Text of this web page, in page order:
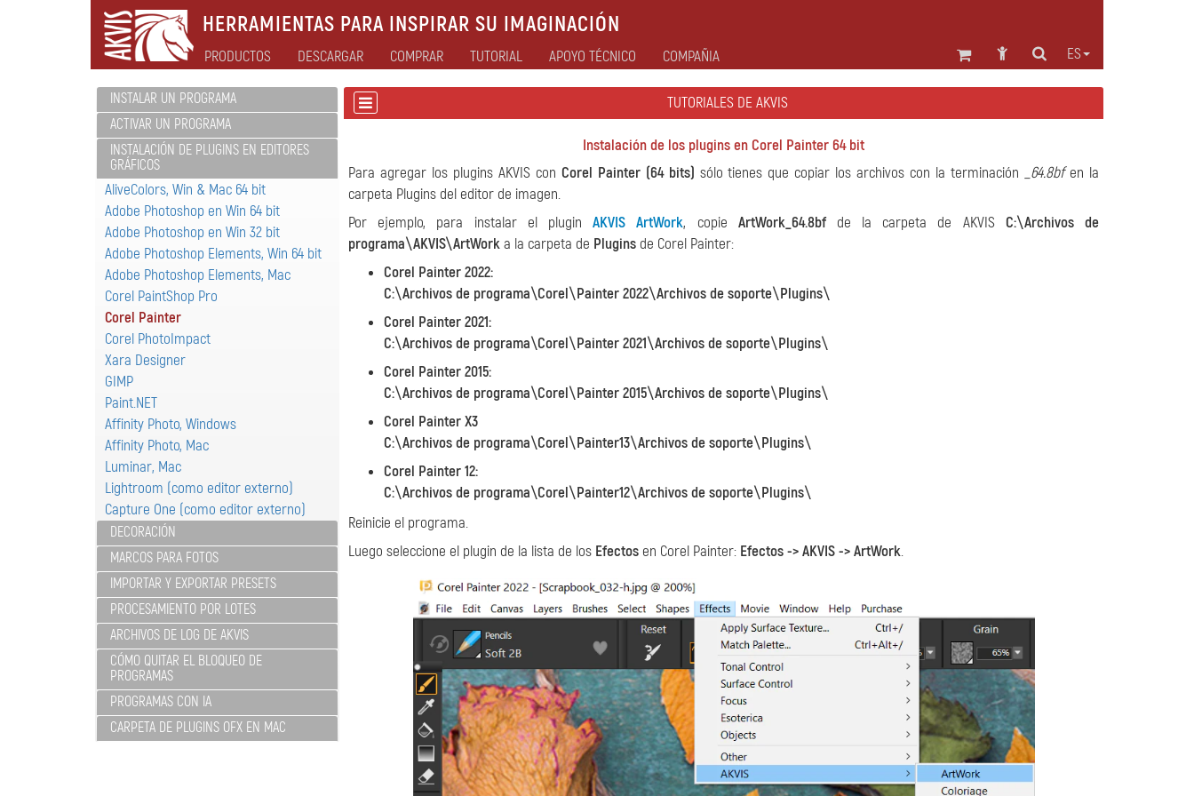
HERRAMIENTAS PARA INSPIRAR SU IMAGINACIÓN
ES
PRODUCTOS DESCARGAR COMPRAR TUTORIAL APOYO TÉCNICO COMPAÑIA
INSTALAR UN PROGRAMA
ACTIVAR UN PROGRAMA
INSTALACIÓN DE PLUGINS EN EDITORES
GRÁFICOS
AliveColors, Win & Mac 64 bit
Adobe Photoshop en Win 64 bit
Adobe Photoshop en Win 32 bit
Adobe Photoshop Elements, Win 64 bit
Adobe Photoshop Elements, Mac
Corel PaintShop Pro
Corel Painter
Corel PhotoImpact
Xara Designer
GIMP
Paint.NET
Affinity Photo, Windows
Affinity Photo, Mac
Luminar, Mac
Lightroom (como editor externo)
Capture One (como editor externo)
DECORACIÓN
MARCOS PARA FOTOS
IMPORTAR Y EXPORTAR PRESETS
PROCESAMIENTO POR LOTES
ARCHIVOS DE LOG DE AKVIS
CÓMO QUITAR EL BLOQUEO DE
PROGRAMAS
PROGRAMAS CON IA
CARPETA DE PLUGINS OFX EN MAC
TUTORIALES DE AKVIS
Instalación de los plugins en Corel Painter 64 bit
Para agregar los plugins AKVIS con Corel Painter (64 bits) sólo tienes que copiar los archivos con la terminación _64.8bfen la
carpeta Plugins del editor de imagen.
Por ejemplo, para instalar el pluginAKVIS ArtWork, copie ArtWork_64.8bfde la carpeta de AKVIS C:\Archivos de
programa\AKVIS\ArtWorka la carpeta de Plugins de Corel Painter:
Corel Painter 2022:
C:\Archivos de programa\Corel\Painter 2022\Archivos de soporte\Plugins\
Corel Painter 2021:
C:\Archivos de programa\Corel\Painter 2021\Archivos de soporte\Plugins\
Corel Painter 2015:
C:\Archivos de programa\Corel\Painter 2015\Archivos de soporte\Plugins\
Corel Painter X3
C:\Archivos de programa\Corel\Painter13\Archivos de soporte\Plugins\
Corel Painter 12:
C:\Archivos de programa\Corel\Painter12\Archivos de soporte\Plugins\
Reinicie el programa.
Luego seleccione el plugin de la lista de los Efectos en Corel Painter: Efectos -> AKVIS -> ArtWork.